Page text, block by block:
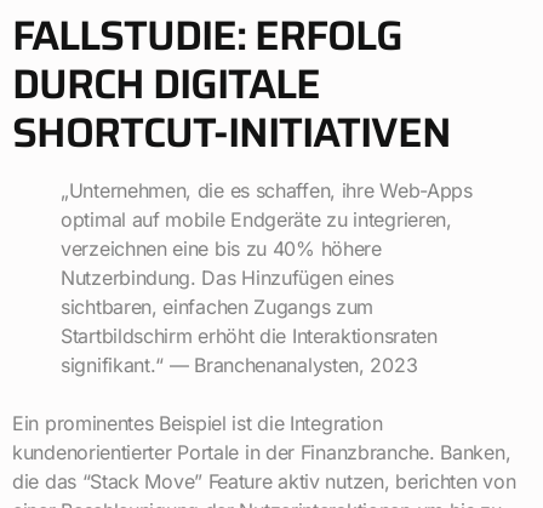
FALLSTUDIE: ERFOLG
DURCH DIGITALE
SHORTCUT-INITIATIVEN
„Unternehmen, die es schaffen, ihre Web-Apps
optimal auf mobile Endgeräte zu integrieren,
verzeichnen eine bis zu 40% höhere
Nutzerbindung. Das Hinzufügen eines
sichtbaren, einfachen Zugangs zum
Startbildschirm erhöht die Interaktionsraten
signifikant.“ — Branchenanalysten, 2023
Ein prominentes Beispiel ist die Integration
kundenorientierter Portale in der Finanzbranche. Banken,
die das “Stack Move” Feature aktiv nutzen, berichten von